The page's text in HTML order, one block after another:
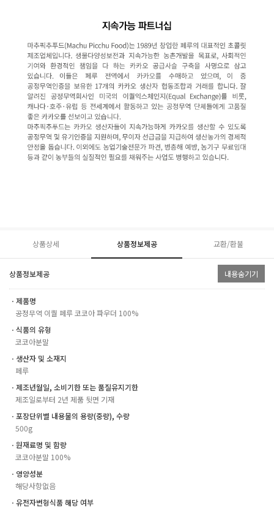
상품상세 상품정보제공 교환/환불
상품정보제공 내용숨기기
ㆍ제품명
공정무역 이퀄 페루 코코아 파우더 100%
ㆍ식품의 유형
코코아분말
ㆍ생산자 및 소재지
페루
ㆍ제조년월일, 소비기한 또는 품질유지기한
제조일로부터 2년 제품 뒷면 기재
ㆍ포장단위별 내용물의 용량(중량), 수량
500g
ㆍ원재료명 및 함량
코코아분말 100%
ㆍ영양성분
해당사항없음
ㆍ유전자변형식품 해당 여부